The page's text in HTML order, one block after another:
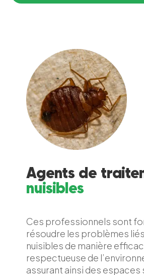
Agents de
nuisibles
Ces professionnels sont
résoudre les problèmes
nuisibles de manière
respectueuse de
assurant ainsi des espaces